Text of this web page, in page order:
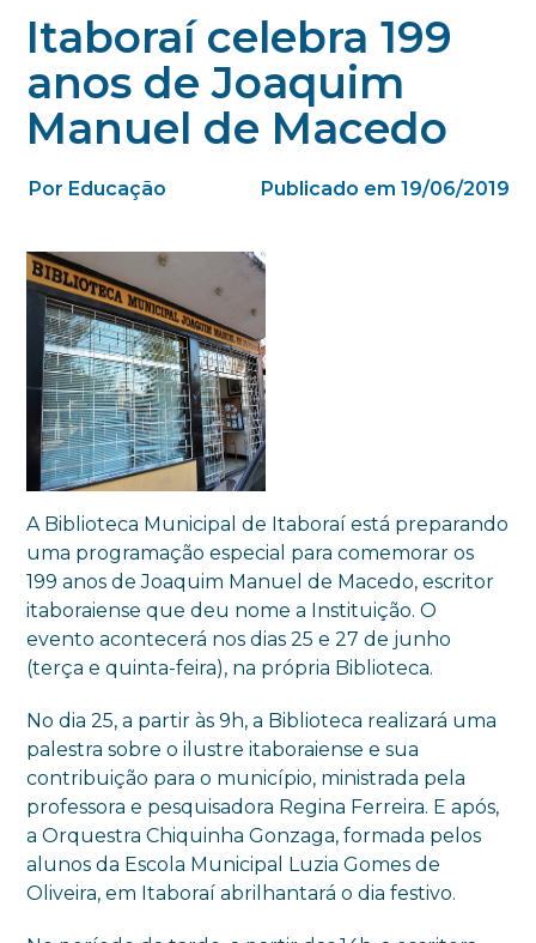
Itaboraí celebra 199
anos de Joaquim
Manuel de Macedo
Por Educação Publicado em 19/06/2019
A Biblioteca Municipal de Itaboraí está preparando
uma programação especial para comemorar os
199 anos de Joaquim Manuel de Macedo, escritor
itaboraiense que deu nome a Instituição. O
evento acontecerá nos dias 25 e 27 de junho
(terça e quinta-feira), na própria Biblioteca.
No dia 25, a partir às 9h, a Biblioteca realizará uma
palestra sobre o ilustre itaboraiense e sua
contribuição para o município, ministrada pela
professora e pesquisadora Regina Ferreira. E após,
a Orquestra Chiquinha Gonzaga, formada pelos
alunos da Escola Municipal Luzia Gomes de
Oliveira, em Itaboraí abrilhantará o dia festivo.